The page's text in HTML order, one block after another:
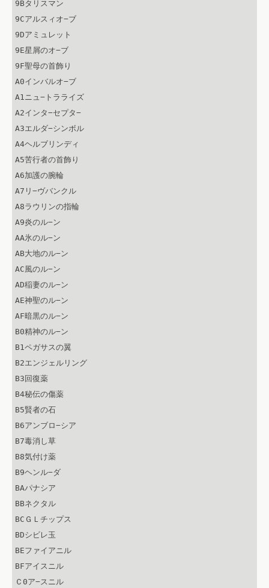
9Bタリスマン
9Cアルスィオ−ブ
9Dアミュレット
9E星屑のオ−ブ
9F聖母の首飾り
A0インバルオ−ブ
A1ニュ−トラライズ
A2インタ−セプタ−
A3エルダ−シンボル
A4ヘルブリンディ
A5苦行者の首飾り
A6加護の腕輪
A7リ−ヴバンクル
A8ラウリンの指輪
A9炎のル−ン
AA氷のル−ン
AB大地のル−ン
AC風のル−ン
AD稲妻のル−ン
AE神聖のル−ン
AF暗黒のル−ン
B0精神のル−ン
B1ペガサスの翼
B2エンジェルリング
B3回復薬
B4秘伝の傷薬
B5賢者の石
B6アンブロ−シア
B7毒消し草
B8気付け薬
B9ヘンル−ダ
BAパナシア
BBネクタル
BCＧＬチップス
BDシビレ玉
BEファイアニル
BFアイスニル
Ｃ0ア−スニル